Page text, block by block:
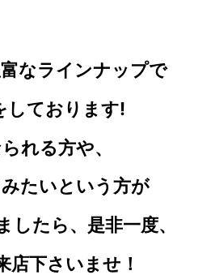
なラインナップで
しております!
れる方や、
たいという方が
したら、是非一度、
店下さいませ！